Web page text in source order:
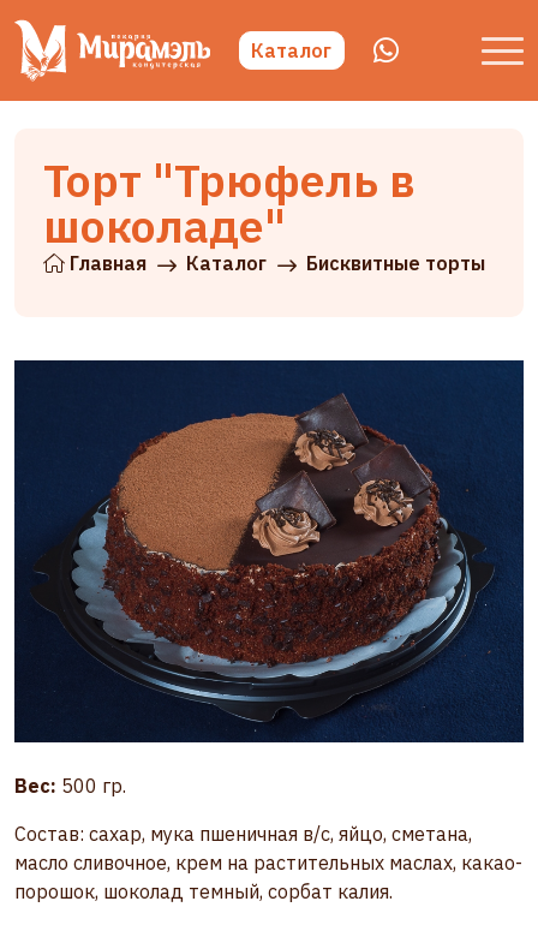
Каталог
Торт "Трюфель в
шоколаде"
Главная Каталог Бисквитные торты
Вес: 500 гр.
Состав: сахар, мука пшеничная в/с, яйцо, сметана,
масло сливочное, крем на растительных маслах, какао-
порошок, шоколад темный, сорбат калия.